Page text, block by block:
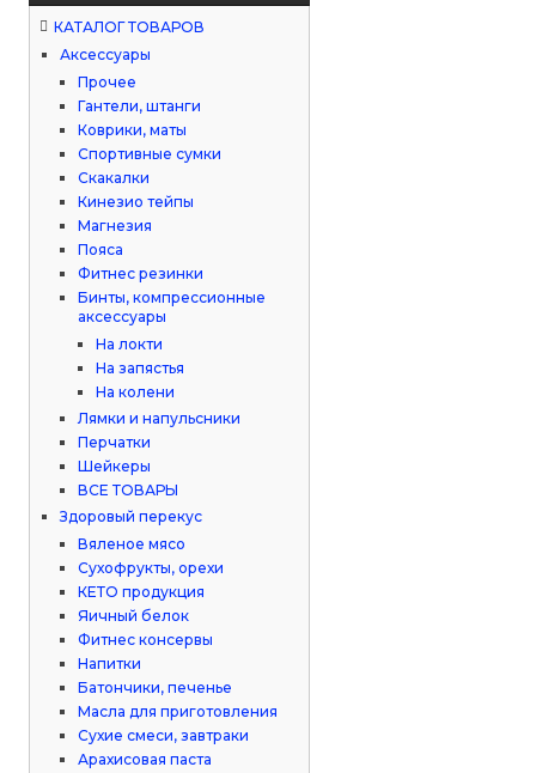
КАТАЛОГ ТОВАРОВ
Аксессуары
Прочее
Гантели, штанги
Коврики, маты
Спортивные сумки
Скакалки
Кинезио тейпы
Магнезия
Пояса
Фитнес резинки
Бинты, компрессионные
аксессуары
На локти
На запястья
На колени
Лямки и напульсники
Перчатки
Шейкеры
ВСЕ ТОВАРЫ
Здоровый перекус
Вяленое мясо
Сухофрукты, орехи
КЕТО продукция
Яичный белок
Фитнес консервы
Напитки
Батончики, печенье
Масла для приготовления
Сухие смеси, завтраки
Арахисовая паста